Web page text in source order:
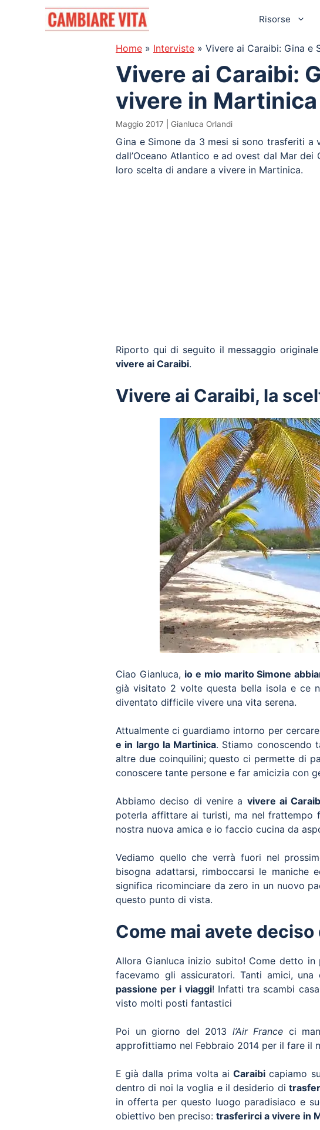
Risorse
Home » Interviste » Vivere ai Caraibi: Gina e
Vivere ai Caraibi:
vivere in Martinica
Maggio 2017 Gianluca Orlandi
Gina e Simone da 3 mesi si sono trasferiti a
dall’Oceano Atlantico e ad ovest dal Mar
loro scelta di andare a vivere in Martinica.
Riporto qui di seguito il messaggio
vivere ai Caraibi.
Vivere ai Caraibi, la
Ciao Gianluca, io e mio marito Simone
già visitato 2 volte questa bella isola e ce
diventato difficile vivere una vita serena.
Attualmente ci guardiamo intorno per
e in largo la Martinica. Stiamo conoscendo
altre due coinquilini; questo ci permette di
conoscere tante persone e far amicizia con
Abbiamo deciso di venire a vivere ai
poterla affittare ai turisti, ma nel frattempo
nostra nuova amica e io faccio cucina da
Vediamo quello che verrà fuori nel
bisogna adattarsi, rimboccarsi le maniche
significa ricominciare da zero in un nuovo
questo punto di vista.
Come mai avete deciso
Allora Gianluca inizio subito! Come detto
facevamo gli assicuratori. Tanti amici,
passione per i viaggi! Infatti tra scambi
visto molti posti fantastici
Poi un giorno del 2013 l’Air France ci
approfittiamo nel Febbraio 2014 per il fare il
E già dalla prima volta aiCaraibi capiamo
dentro di noi la voglia e il desiderio di
in offerta per questo luogo paradisiaco e
obiettivo ben preciso: trasferirci a vivere in